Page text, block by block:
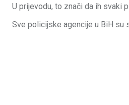
U prijevodu, to znači da ih svaki
Sve policijske agencije u BiH su